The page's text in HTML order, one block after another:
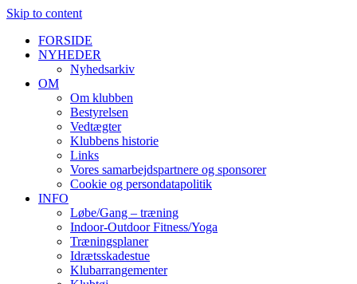
Skip to content
FORSIDE
NYHEDER
Nyhedsarkiv
OM
Om klubben
Bestyrelsen
Vedtægter
Klubbens historie
Links
Vores samarbejdspartnere og sponsorer
Cookie og persondatapolitik
INFO
Løbe/Gang – træning
Indoor-Outdoor Fitness/Yoga
Træningsplaner
Idrætsskadestue
Klubarrangementer